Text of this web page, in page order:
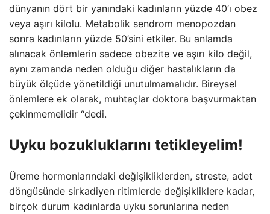
dünyanın dört bir yanındaki kadınların yüzde 40’ı obez
veya aşırı kilolu. Metabolik sendrom menopozdan
sonra kadınların yüzde 50’sini etkiler. Bu anlamda
alınacak önlemlerin sadece obezite ve aşırı kilo değil,
aynı zamanda neden olduğu diğer hastalıkların da
büyük ölçüde yönetildiği unutulmamalıdır. Bireysel
önlemlere ek olarak, muhtaçlar doktora başvurmaktan
çekinmemelidir “dedi.
Uyku bozukluklarını tetikleyelim!
Üreme hormonlarındaki değişikliklerden, streste, adet
döngüsünde sirkadiyen ritimlerde değişikliklere kadar,
birçok durum kadınlarda uyku sorunlarına neden